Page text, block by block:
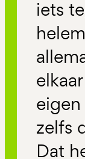
iets
zelfs
Dat